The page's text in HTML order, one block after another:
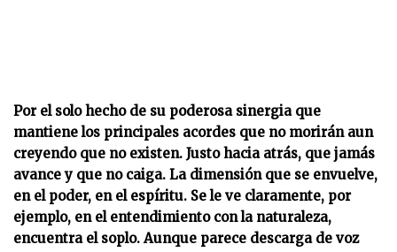
Por el solo hecho de su poderosa sinergia que
mantiene los principales acordes que no morirán aun
creyendo que no existen. Justo hacia atrás, que jamás
avance y que no caiga. La dimensión que se envuelve,
en el poder, en el espíritu. Se le ve claramente, por
ejemplo, en el entendimiento con la naturaleza,
encuentra el soplo. Aunque parece descarga de voz